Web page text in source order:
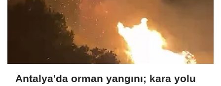
Antalya'da orman yangını; kara yolu